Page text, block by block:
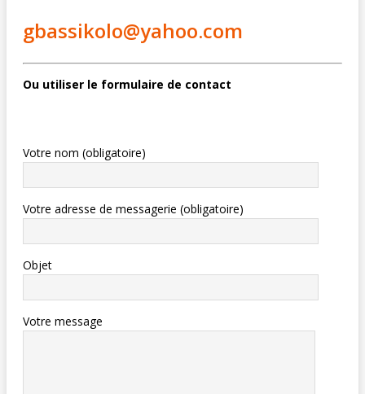
gbassikolo@yahoo.com
Ou utiliser le formulaire de contact
Votre nom (obligatoire)
Votre adresse de messagerie (obligatoire)
Objet
Votre message